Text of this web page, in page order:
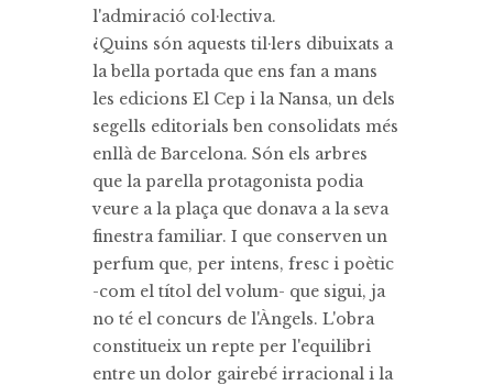
l'admiració col·lectiva.
¿Quins són aquests til·lers dibuixats a
la bella portada que ens fan a mans
les edicions El Cep i la Nansa, un dels
segells editorials ben consolidats més
enllà de Barcelona. Són els arbres
que la parella protagonista podia
veure a la plaça que donava a la seva
finestra familiar. I que conserven un
perfum que, per intens, fresc i poètic
-com el títol del volum- que sigui, ja
no té el concurs de l'Àngels. L'obra
constitueix un repte per l'equilibri
entre un dolor gairebé irracional i la